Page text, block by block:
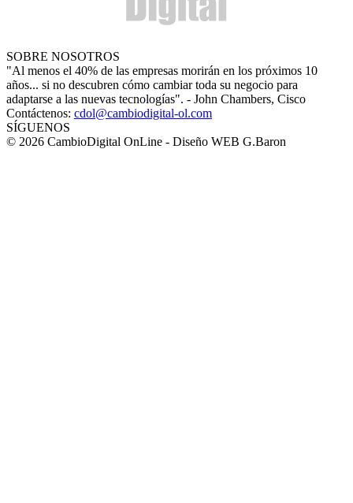
SOBRE NOSOTROS
"Al menos el 40% de las empresas morirán en los próximos 10
años... si no descubren cómo cambiar toda su negocio para
adaptarse a las nuevas tecnologías". - John Chambers, Cisco
Contáctenos: cdol@cambiodigital-ol.com
SÍGUENOS
© 2026 CambioDigital OnLine - Diseño WEB G.Baron